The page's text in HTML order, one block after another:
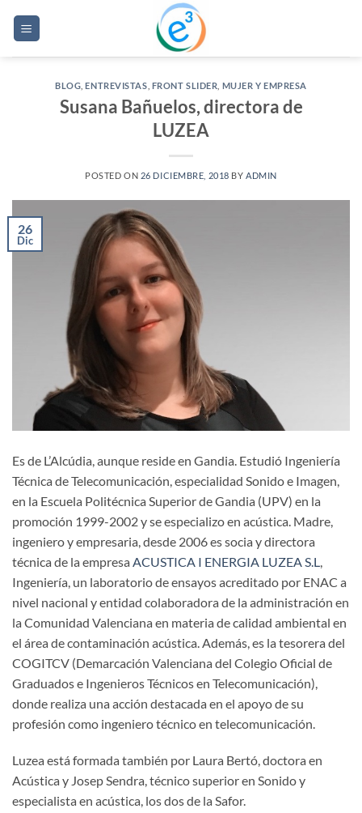
BLOG ,ENTREVISTAS FRONT SLIDER MUJER Y EMPRESA
Susana Bañuelos, directora de
LUZEA
POSTED ON 26 DICIEMBRE, 2018 BY ADMIN
26
Dic
Es de L’Alcúdia, aunque reside en Gandia. Estudió Ingeniería
Técnica de Telecomunicación, especialidad Sonido e Imagen,
en la Escuela Politécnica Superior de Gandia (UPV) en la
promoción 1999-2002 y se especializo en acústica. Madre,
ingeniero y empresaria, desde 2006 es socia y directora
técnica de la empresa ACUSTICA I ENERGIA LUZEA S.L
Ingeniería, un laboratorio de ensayos acreditado por ENAC a
nivel nacional y entidad colaboradora de la administración en
la Comunidad Valenciana en materia de calidad ambiental en
el área de contaminación acústica. Además, es la tesorera del
COGITCV (Demarcación Valenciana del Colegio Oficial de
Graduados e Ingenieros Técnicos en Telecomunicación),
donde realiza una acción destacada en el apoyo de su
profesión como ingeniero técnico en telecomunicación.
Luzea está formada también por Laura Bertó, doctora en
Acústica y Josep Sendra, técnico superior en Sonido y
especialista en acústica, los dos de la Safor.